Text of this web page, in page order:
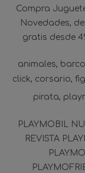
Compra
Novedades,
gratis desde
animales barco
click corsario
pirata
PLAYMOBIL
REVISTA